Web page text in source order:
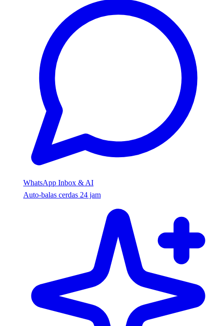
WhatsApp Inbox & AI
Auto-balas cerdas 24 jam